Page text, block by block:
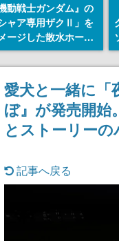
動戦士ガンダム』の
シャア専用ザクⅡ」を
ージした散水ホース
ルが予約開始。本体
シャアのパーソナル
ークやジオン公国軍の
ンブレム、型式番号な
を配置
愛犬と一緒に「
ぼ』が発売開始
とストーリー
記事へ戻る